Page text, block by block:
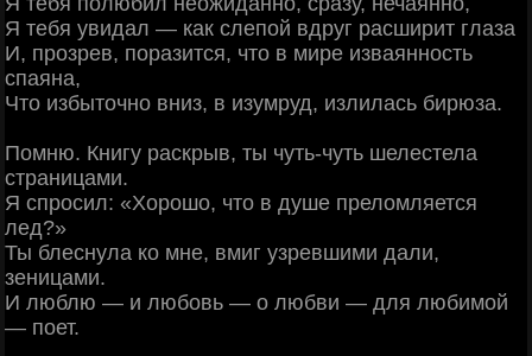
Я тебя увидал — как слепой вдруг расширит глаза
И, прозрев, поразится, что в мире изваянность
спаяна,
Что избыточно вниз, в изумруд, излилась бирюза.
Помню. Книгу раскрыв, ты чуть-чуть шелестела
страницами.
Я спросил: «Хорошо, что в душе преломляется
лед?»
Ты блеснула ко мне, вмиг узревшими дали,
зеницами.
И люблю — и любовь — о любви — для любимой
— поет.